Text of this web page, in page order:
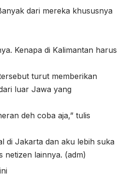
dari mereka khususnya
Kenapa di Kalimantan harus
turut memberikan
luar Jawa yang
deh coba aja,” tulis
di Jakarta dan aku lebih suka
netizen lainnya. (adm)